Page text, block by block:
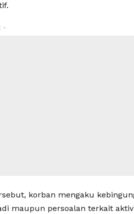
-
korban mengaku
maupun persoalan terkait